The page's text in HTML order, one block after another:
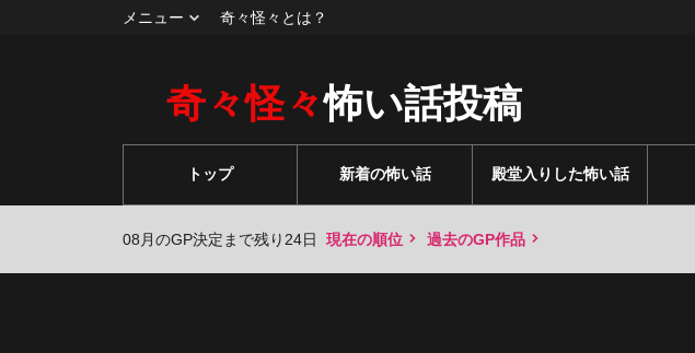
メニュー 奇々怪々とは？
奇々怪々怖い話投稿
トップ 新着の怖い話 殿堂入りした怖い話
08月のGP決定まで残り24日 現在の順位 過去のGP作品